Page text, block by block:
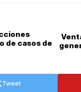
de casos de
Tweet